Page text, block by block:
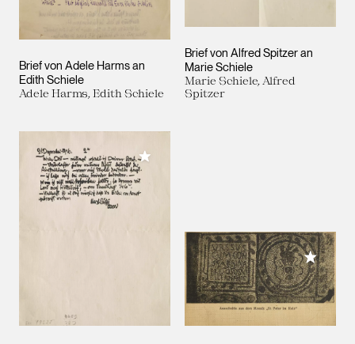
Brief von Adele Harms an
Edith Schiele
Adele Harms, Edith Schiele
Brief von Alfred Spitzer an
Marie Schiele
Marie Schiele, Alfred
Spitzer
Meiner Sammlung hinzufügen
Meiner